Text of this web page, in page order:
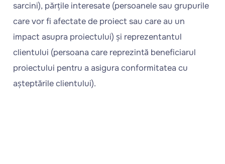
sarcini), părțile interesate (persoanele sau grupurile
care vor fi afectate de proiect sau care au un
impact asupra proiectului) și reprezentantul
clientului (persoana care reprezintă beneficiarul
proiectului pentru a asigura conformitatea cu
așteptările clientului).